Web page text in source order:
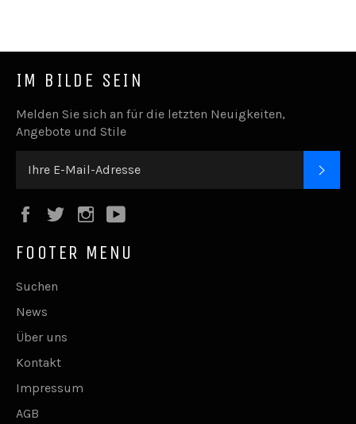
IM BILDE SEIN
Melden Sie sich an für die letzten Neuigkeiten,
Angebote und Stile
FacebookTwitterInstagram
FOOTER MENU
Suchen
News
Über uns
Kontakt
Impressum
AGB